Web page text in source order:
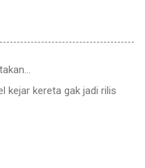
kejar kereta gak jadi rilis